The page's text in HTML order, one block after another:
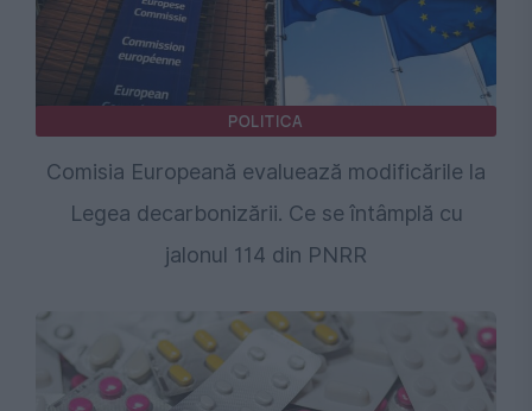
POLITICA
Comisia Europeană evaluează modificările la
Legea decarbonizării. Ce se întâmplă cu
jalonul 114 din PNRR